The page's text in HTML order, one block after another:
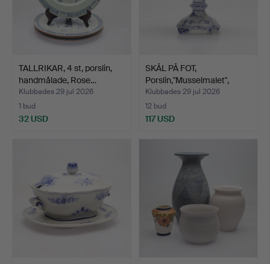
TALLRIKAR, 4 st, porslin,
handmålade, Rose…
Klubbades 29 jul 2026
1 bud
32 USD
SKÅL PÅ FOT,
Porslin,"Musselmalet",
helblo…
Klubbades 29 jul 2026
12 bud
117 USD